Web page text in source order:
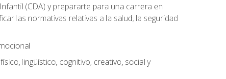
(CDA) y prepararte para una carrera en
las normativas relativas a la salud, la seguridad
lingüístico, cognitivo, creativo, social y